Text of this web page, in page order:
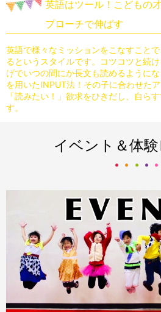
英語はツール！こどもの
プローチで伸ばす
英語で様々なミッションをこなすこと
るというスタイルです。
コツコツと続
げでいつの間にか長文も読めるようにな
を用いたINPUT法！その子に合わせた
「読みたい！」欲求をひきだし、自ら
す。
イベント＆体